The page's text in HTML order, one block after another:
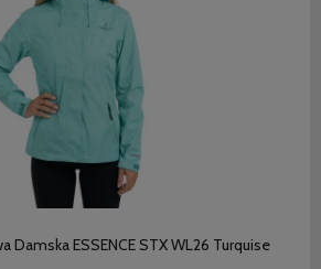
Damska ESSENCE STX WL26 Turquise